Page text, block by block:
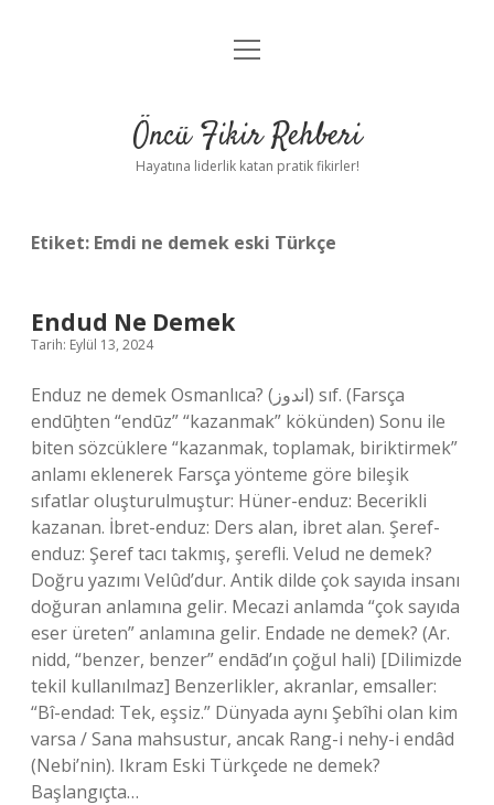
Anasayfa
Yasal Uyarı
menüyü
Öncü Fikir Rehberi
Hayatına liderlik katan pratik fikirler!
Etiket: Emdi ne demek eski Türkçe
Endud Ne Demek
Tarih: Eylül 13, 2024
Enduz ne demek Osmanlıca? (ﺍﻧﺪﻭﺯ) sıf. (Farsça
endūḫten “endūz” “kazanmak” kökünden) Sonu ile
biten sözcüklere “kazanmak, toplamak, biriktirmek”
anlamı eklenerek Farsça yönteme göre bileşik
sıfatlar oluşturulmuştur: Hüner-enduz: Becerikli
kazanan. İbret-enduz: Ders alan, ibret alan. Şeref-
enduz: Şeref tacı takmış, şerefli. Velud ne demek?
Doğru yazımı Velûd’dur. Antik dilde çok sayıda insanı
doğuran anlamına gelir. Mecazi anlamda “çok sayıda
eser üreten” anlamına gelir. Endade ne demek? (Ar.
nidd, “benzer, benzer” endād’ın çoğul hali) [Dilimizde
tekil kullanılmaz] Benzerlikler, akranlar, emsaller:
“Bî-endad: Tek, eşsiz.” Dünyada aynı Şebîhi olan kim
varsa / Sana mahsustur, ancak Rang-i nehy-i endâd
(Nebi’nin). Ikram Eski Türkçede ne demek?
Başlangıçta…